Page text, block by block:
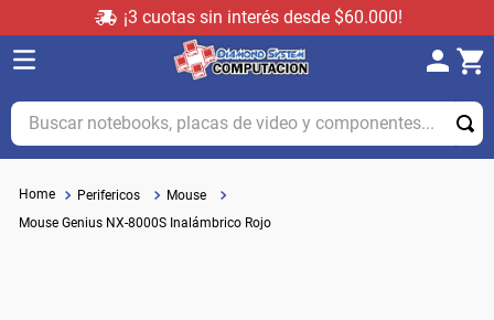
¡3 cuotas sin interés desde $60.000!
Buscar notebooks, placas de video y componentes...
Perifericos
Mouse
Mouse Genius NX-8000S Inalámbrico Rojo